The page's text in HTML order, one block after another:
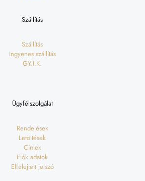
Szállítás
Szállítás
Ingyenes szállítás
GY.I.K.
Ügyfélszolgálat
Rendelések
Letöltések
Címek
Fiók adatok
Elfelejtett jelszó